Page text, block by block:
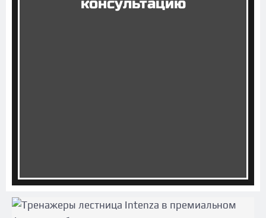
консультацию